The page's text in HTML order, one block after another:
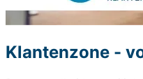
Klantenzone -